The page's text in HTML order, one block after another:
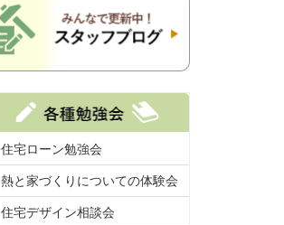
住宅ローン勉強会
熱と家づくりについての体験会
住宅デザイン相談会